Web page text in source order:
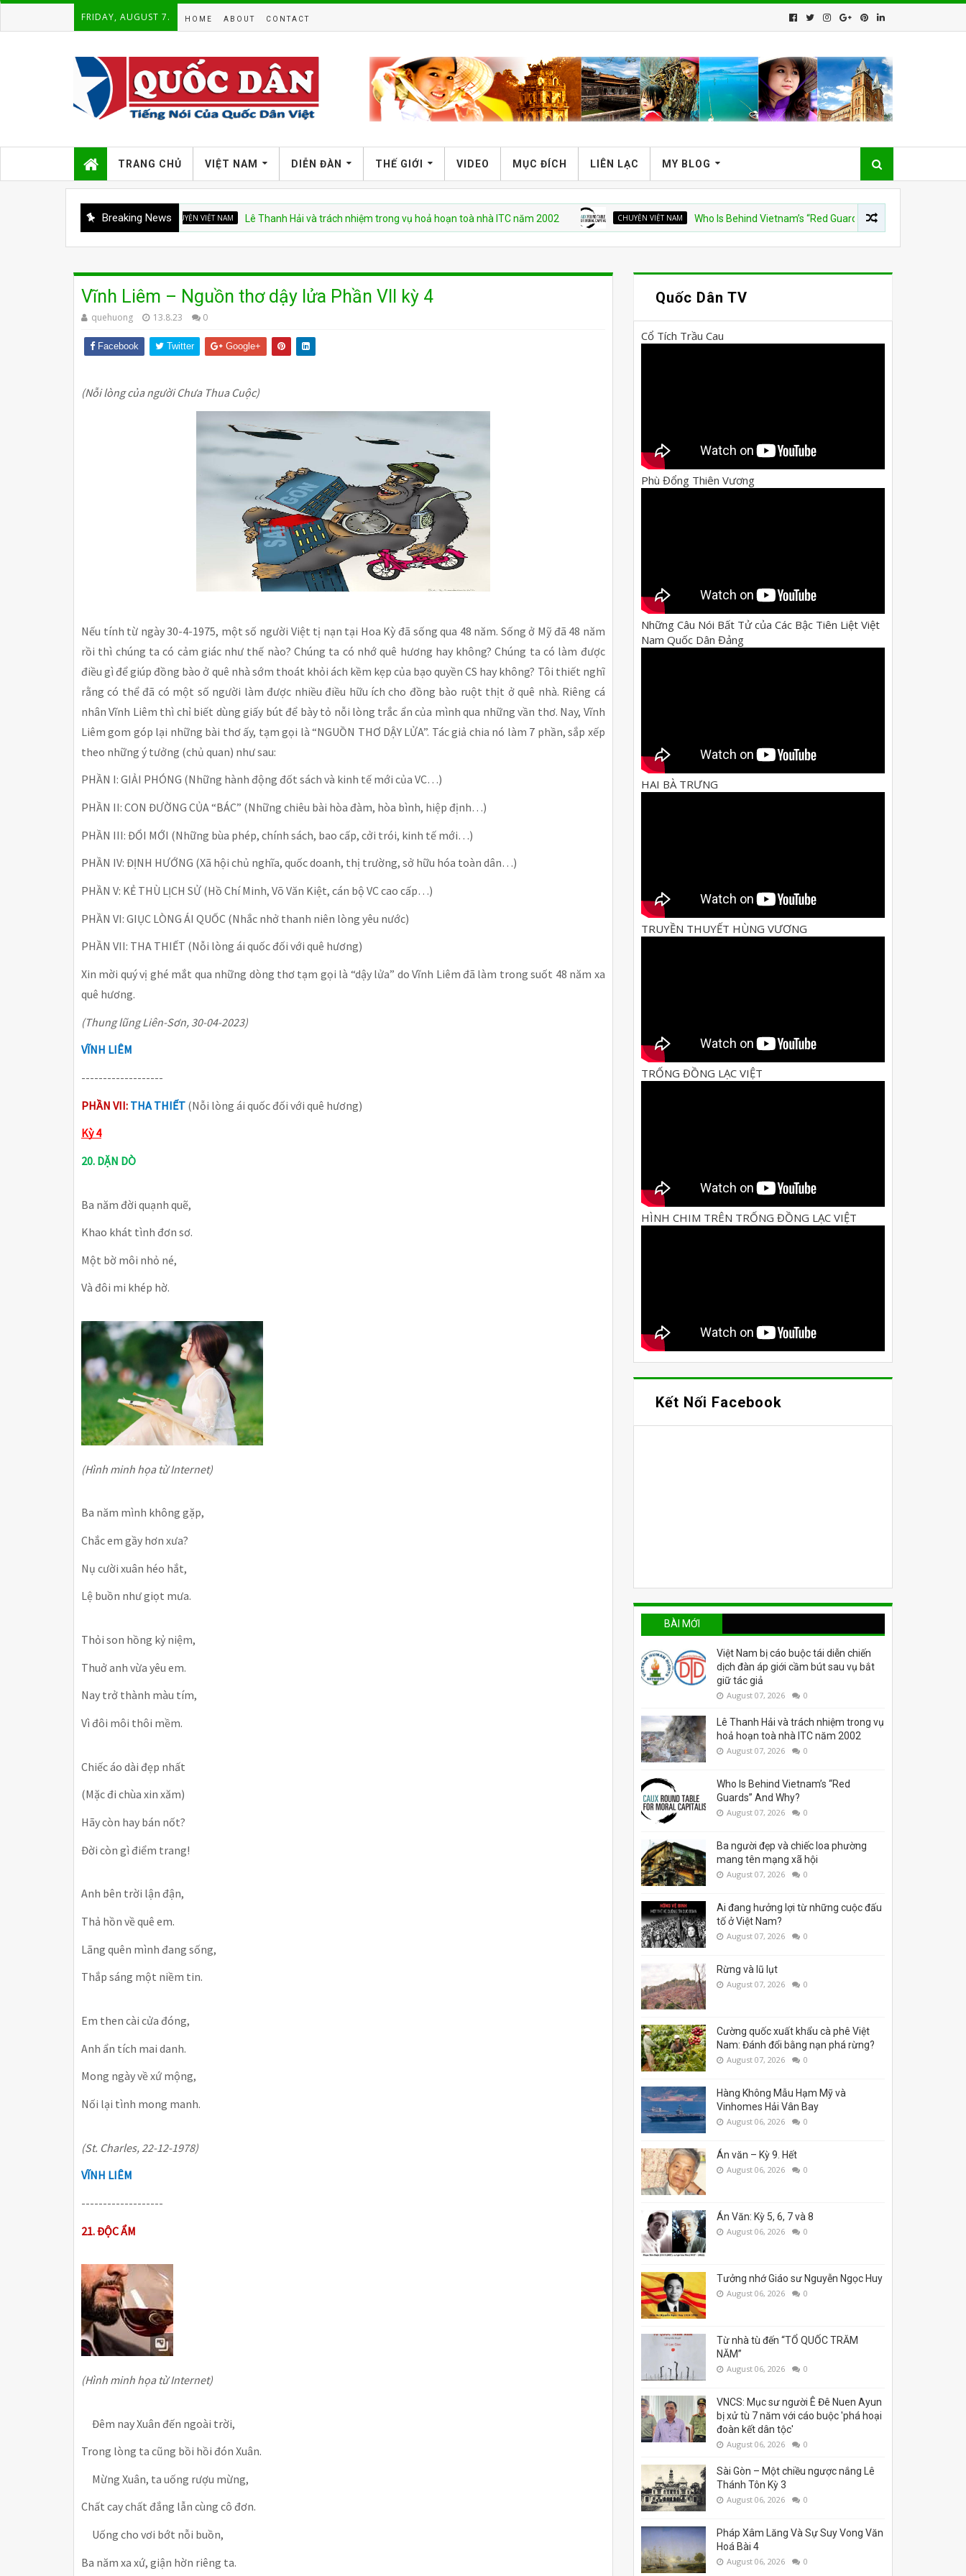
FRIDAY, AUGUST 7. HOME ABOUT CONTACT
TRANG CHỦ VIỆT NAM DIỄN ĐÀN THẾ GIỚI VIDEO MỤC ĐÍCH LIÊN LẠC MY BLOG
Breaking News
CHUYỆN VIỆT NAM Lê Thanh Hải và trách nhiệm trong vụ hoả hoạn toà nhà ITC năm 2002 CHUYỆN VIỆT NAM Who Is Behind Vietnam’s “Red Guards” And Why?
Vĩnh Liêm – Nguồn thơ dậy lửa Phần VII kỳ 4
quehuong 13.8.23 0
Facebook Twitter Google+
(Nỗi lòng của người Chưa Thua Cuộc)
Nếu tính từ ngày 30-4-1975, một số người Việt tị nạn tại Hoa Kỳ đã sống qua 48 năm. Sống ở Mỹ đã 48 năm
rồi thì chúng ta có cảm giác như thế nào? Chúng ta có nhớ quê hương hay không? Chúng ta có làm được
điều gì để giúp đồng bào ở quê nhà sớm thoát khỏi ách kềm kẹp của bạo quyền CS hay không? Tôi thiết nghĩ
rằng có thể đã có một số người làm được nhiều điều hữu ích cho đồng bào ruột thịt ở quê nhà. Riêng cá
nhân Vĩnh Liêm thì chỉ biết dùng giấy bút để bày tỏ nỗi lòng trắc ẩn của mình qua những vần thơ. Nay, Vĩnh
Liêm gom góp lại những bài thơ ấy, tạm gọi là “NGUỒN THƠ DẬY LỬA”. Tác giả chia nó làm 7 phần, sắp xếp
theo những ý tưởng (chủ quan) như sau:
PHẦN I: GIẢI PHÓNG (Những hành động đốt sách và kinh tế mới của VC…)
PHẦN II: CON ĐƯỜNG CỦA “BÁC” (Những chiêu bài hòa đàm, hòa bình, hiệp định…)
PHẦN III: ĐỔI MỚI (Những bùa phép, chính sách, bao cấp, cởi trói, kinh tế mới…)
PHẦN IV: ĐỊNH HƯỚNG (Xã hội chủ nghĩa, quốc doanh, thị trường, sở hữu hóa toàn dân…)
PHẦN V: KẺ THÙ LỊCH SỬ (Hồ Chí Minh, Võ Văn Kiệt, cán bộ VC cao cấp…)
PHẦN VI: GIỤC LÒNG ÁI QUỐC (Nhắc nhở thanh niên lòng yêu nước)
PHẦN VII: THA THIẾT (Nỗi lòng ái quốc đối với quê hương)
Xin mời quý vị ghé mắt qua những dòng thơ tạm gọi là “dậy lửa” do Vĩnh Liêm đã làm trong suốt 48 năm xa
quê hương.
(Thung lũng Liên-Sơn, 30-04-2023)
VĨNH LIÊM
-------------------
PHẦN VII: THA THIẾT (Nỗi lòng ái quốc đối với quê hương)
Kỳ 4
20. DẶN DÒ
Ba năm đời quạnh quẽ,
Khao khát tình đơn sơ.
Một bờ môi nhỏ né,
Và đôi mi khép hờ.
(Hình minh họa từ Internet)
Ba năm mình không gặp,
Chắc em gầy hơn xưa?
Nụ cười xuân héo hắt,
Lệ buồn như giọt mưa.
Thỏi son hồng kỷ niệm,
Thuở anh vừa yêu em.
Nay trở thành màu tím,
Vì đôi môi thôi mềm.
Chiếc áo dài đẹp nhất
(Mặc đi chùa xin xăm)
Hãy còn hay bán nốt?
Đời còn gì điểm trang!
Anh bên trời lận đận,
Thả hồn về quê em.
Lãng quên mình đang sống,
Thắp sáng một niềm tin.
Em then cài cửa đóng,
Anh ẩn tích mai danh.
Mong ngày về xứ mộng,
Nối lại tình mong manh.
(St. Charles, 22-12-1978)
VĨNH LIÊM
-------------------
21. ĐỘC ẨM
(Hình minh họa từ Internet)
Đêm nay Xuân đến ngoài trời,
Trong lòng ta cũng bồi hồi đón Xuân.
Mừng Xuân, ta uống rượu mừng,
Chất cay chất đắng lẫn cùng cô đơn.
Uống cho vơi bớt nỗi buồn,
Ba năm xa xứ, giận hờn riêng ta.
Quốc Dân TV
Cổ Tích Trầu Cau
Phù Đổng Thiên Vương
Những Câu Nói Bất Tử của Các Bậc Tiên Liệt Việt
Nam Quốc Dân Đảng
HAI BÀ TRƯNG
TRUYỀN THUYẾT HÙNG VƯƠNG
TRỐNG ĐỒNG LẠC VIỆT
HÌNH CHIM TRÊN TRỐNG ĐỒNG LẠC VIỆT
Kết Nối Facebook
BÀI MỚI
Việt Nam bị cáo buộc tái diễn chiến
dịch đàn áp giới cầm bút sau vụ bắt
giữ tác giả
August 07, 2026 0
Lê Thanh Hải và trách nhiệm trong vụ
hoả hoạn toà nhà ITC năm 2002
August 07, 2026 0
Who Is Behind Vietnam’s “Red
Guards” And Why?
August 07, 2026 0
Ba người đẹp và chiếc loa phường
mang tên mạng xã hội
August 07, 2026 0
Ai đang hưởng lợi từ những cuộc đấu
tố ở Việt Nam?
August 07, 2026 0
Rừng và lũ lụt
August 07, 2026 0
Cường quốc xuất khẩu cà phê Việt
Nam: Đánh đổi bằng nạn phá rừng?
August 07, 2026 0
Hàng Không Mẫu Hạm Mỹ và
Vinhomes Hải Vân Bay
August 06, 2026 0
Án văn – Kỳ 9. Hết
August 06, 2026 0
Án Văn: Kỳ 5, 6, 7 và 8
August 06, 2026 0
Tưởng nhớ Giáo sư Nguyễn Ngọc Huy
August 06, 2026 0
Từ nhà tù đến “TỔ QUỐC TRĂM
NĂM”
August 06, 2026 0
VNCS: Mục sư người Ê Đê Nuen Ayun
bị xử tù 7 năm với cáo buộc 'phá hoại
đoàn kết dân tộc'
August 06, 2026 0
Sài Gòn – Một chiều ngược nắng Lê
Thánh Tôn Kỳ 3
August 06, 2026 0
Pháp Xâm Lăng Và Sự Suy Vong Văn
Hoá Bài 4
August 06, 2026 0